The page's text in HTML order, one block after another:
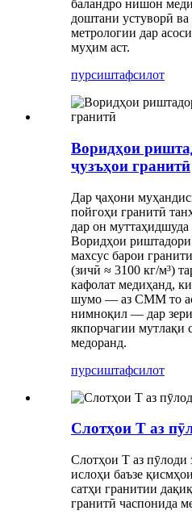
баландро нишон
доштани устуворӣ
метрологии дар
муҳим аст.
пурсиштафсилот
Воридҳои
ҷузъҳои гранитӣ
Дар ҷаҳони
пойгоҳи гранитӣ
дар он муттаҳидшуда
Воридҳои
махсус барои
(зичӣ ≈ 3100 кг/м³)
кафолат медиҳанд,
шумо — аз CMM то
нимноқил — дар
якпорчагии мутлақи
медоранд.
пурсиштафсилот
Слотҳои T аз
Слотҳои T аз пӯлоди
ислоҳи баъзе
сатҳи гранитии
гранитӣ часпонида